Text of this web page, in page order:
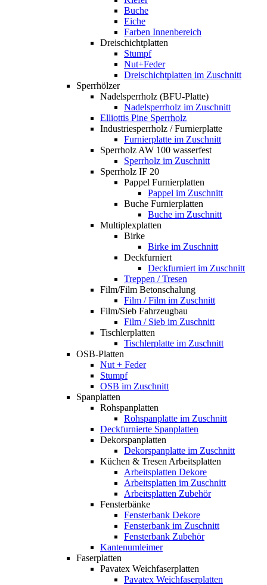
Buche
Eiche
Farben Innenbereich
Dreischichtplatten
Stumpf
Nut+Feder
Dreischichtplatten im Zuschnitt
Sperrhölzer
Nadelsperrholz (BFU-Platte)
Nadelsperrholz im Zuschnitt
Elliottis Pine Sperrholz
Industriesperrholz / Furnierplatte
Furnierplatte im Zuschnitt
Sperrholz AW 100 wasserfest
Sperrholz im Zuschnitt
Sperrholz IF 20
Pappel Furnierplatten
Pappel im Zuschnitt
Buche Furnierplatten
Buche im Zuschnitt
Multiplexplatten
Birke
Birke im Zuschnitt
Deckfurniert
Deckfurniert im Zuschnitt
Treppen / Tresen
Film/Film Betonschalung
Film / Film im Zuschnitt
Film/Sieb Fahrzeugbau
Film / Sieb im Zuschnitt
Tischlerplatten
Tischlerplatte im Zuschnitt
OSB-Platten
Nut + Feder
Stumpf
OSB im Zuschnitt
Spanplatten
Rohspanplatten
Rohspanplatte im Zuschnitt
Deckfurnierte Spanplatten
Dekorspanplatten
Dekorspanplatte im Zuschnitt
Küchen & Tresen Arbeitsplatten
Arbeitsplatten Dekore
Arbeitsplatten im Zuschnitt
Arbeitsplatten Zubehör
Fensterbänke
Fensterbank Dekore
Fensterbank im Zuschnitt
Fensterbank Zubehör
Kantenumleimer
Faserplatten
Pavatex Weichfaserplatten
Pavatex Weichfaserplatten